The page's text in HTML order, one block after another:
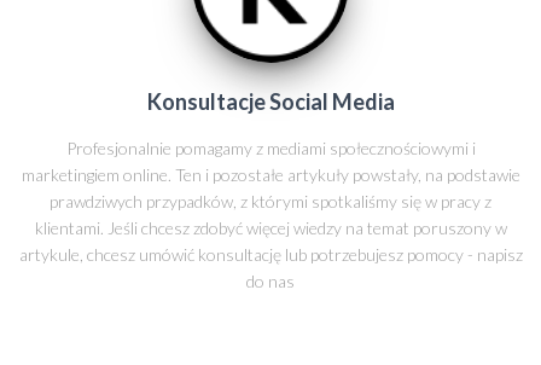
Konsultacje Social Media
Profesjonalnie pomagamy z mediami społecznościowymi i
marketingiem online. Ten i pozostałe artykuły powstały, na podstawie
prawdziwych przypadków, z którymi spotkaliśmy się w pracy z
klientami. Jeśli chcesz zdobyć więcej wiedzy na temat poruszony w
artykule, chcesz umówić konsultację lub potrzebujesz pomocy - napisz
do nas